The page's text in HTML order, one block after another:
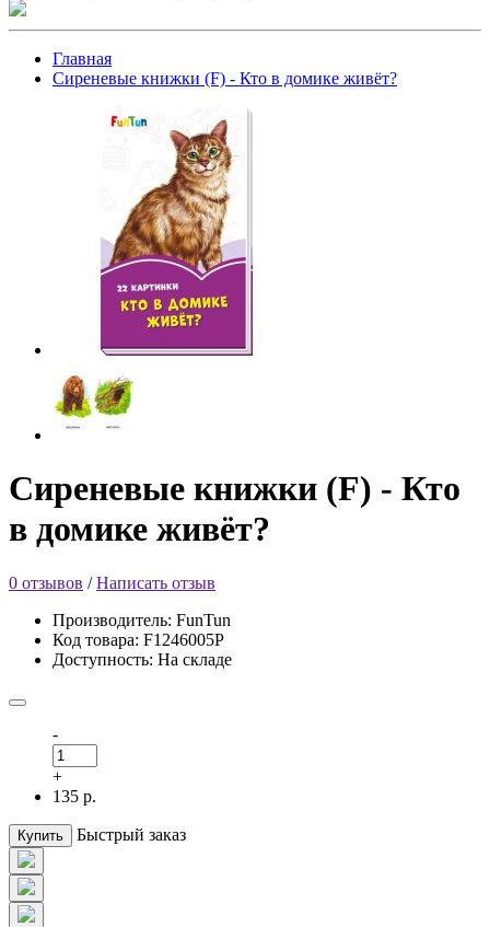
Главная
Сиреневые книжки (F) - Кто в домике живёт?
Сиреневые книжки (F) - Кто
в домике живёт?
0 отзывов /Написать отзыв
Производитель: FunTun
Код товара: F1246005Р
Доступность: На складе
-
+
135 р.
Купить Быстрый заказ